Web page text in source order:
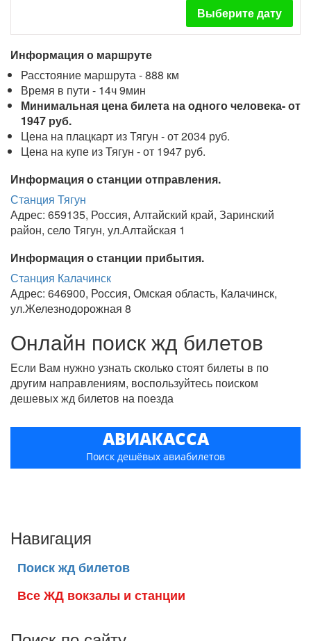
Выберите дату
Информация о маршруте
Расстояние маршрута - 888 км
Время в пути - 14ч 9мин
Минимальная цена билета на одного человека- от
1947 руб.
Цена на плацкарт из Тягун - от 2034 руб.
Цена на купе из Тягун - от 1947 руб.
Информация о станции отправления.
Станция Тягун
Адрес: 659135, Россия, Алтайский край, Заринский
район, село Тягун, ул.Алтайская 1
Информация о станции прибытия.
Станция Калачинск
Адрес: 646900, Россия, Омская область, Калачинск,
ул.Железнодорожная 8
Онлайн поиск жд билетов
Если Вам нужно узнать сколько стоят билеты в по
другим направлениям, воспользуйтесь поиском
дешевых жд билетов на поезда
АВИАКАССА
Поиск дешёвых авиабилетов
Навигация
Поиск жд билетов
Все ЖД вокзалы и станции